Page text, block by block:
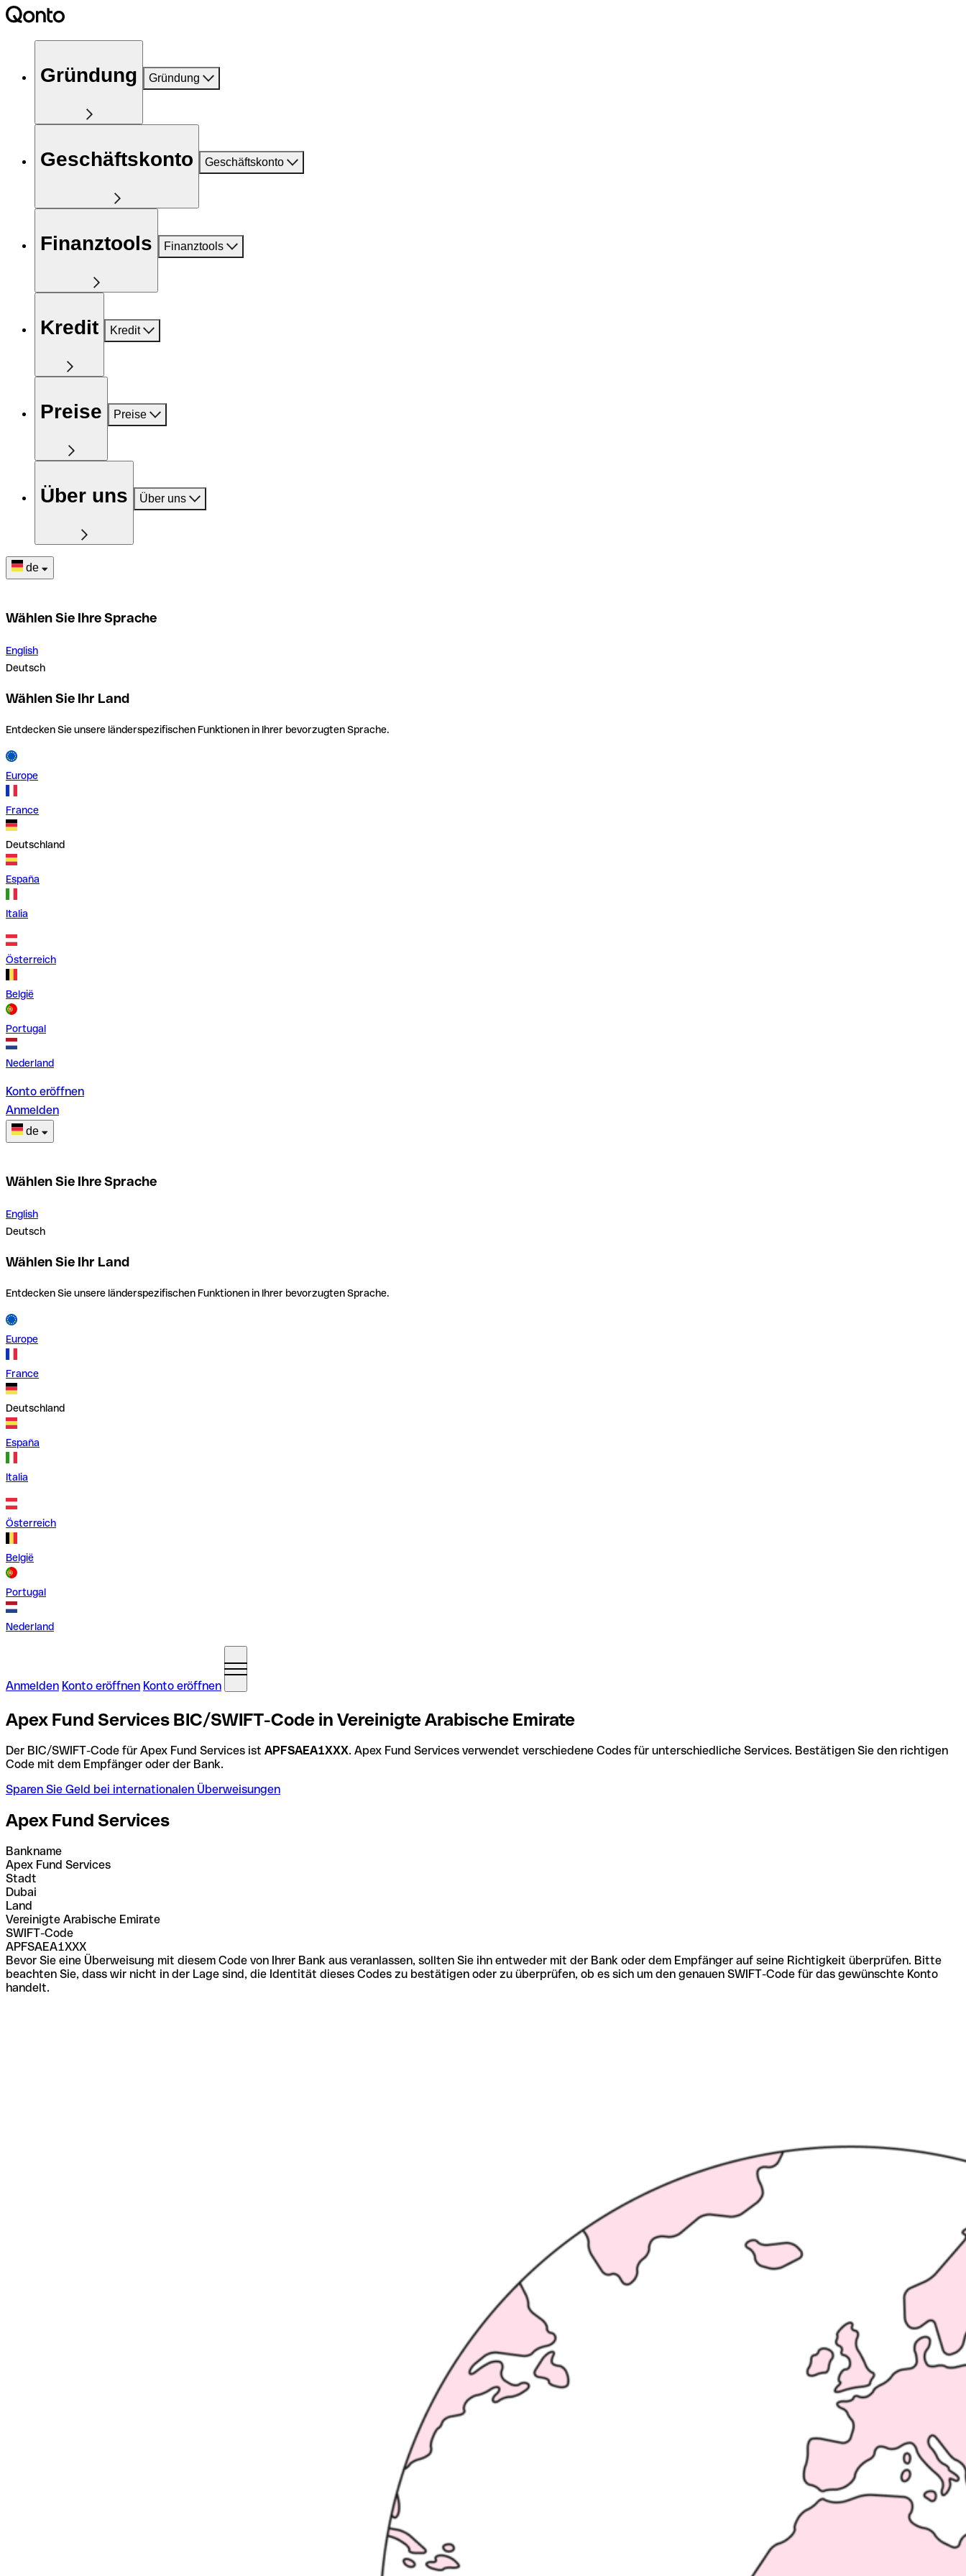
Gründung Gründung
Geschäftskonto Geschäftskonto
Finanztools Finanztools
Kredit Kredit
Preise Preise
Über uns Über uns
de
Wählen Sie Ihre Sprache
English
Deutsch
Wählen Sie Ihr Land
Entdecken Sie unsere länderspezifischen Funktionen in Ihrer bevorzugten Sprache.
Europe
France
Deutschland
España
Italia
Österreich
België
Portugal
Nederland
Konto eröffnen
Anmelden
de
Wählen Sie Ihre Sprache
English
Deutsch
Wählen Sie Ihr Land
Entdecken Sie unsere länderspezifischen Funktionen in Ihrer bevorzugten Sprache.
Europe
France
Deutschland
España
Italia
Österreich
België
Portugal
Nederland
Anmelden Konto eröffnen Konto eröffnen
Apex Fund Services BIC/SWIFT-Code in Vereinigte Arabische Emirate
Der BIC/SWIFT-Code für Apex Fund Services ist APFSAEA1XXX. Apex Fund Services verwendet verschiedene Codes für unterschiedliche Services. Bestätigen Sie den richtigen
Code mit dem Empfänger oder der Bank.
Sparen Sie Geld bei internationalen Überweisungen
Apex Fund Services
Bankname
Apex Fund Services
Stadt
Dubai
Land
Vereinigte Arabische Emirate
SWIFT-Code
APFSAEA1XXX
Bevor Sie eine Überweisung mit diesem Code von Ihrer Bank aus veranlassen, sollten Sie ihn entweder mit der Bank oder dem Empfänger auf seine Richtigkeit überprüfen. Bitte
beachten Sie, dass wir nicht in der Lage sind, die Identität dieses Codes zu bestätigen oder zu überprüfen, ob es sich um den genauen SWIFT-Code für das gewünschte Konto
handelt.